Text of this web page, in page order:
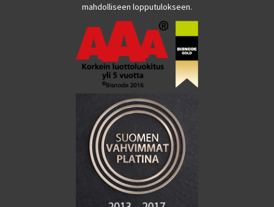
mahdolliseen lopputulokseen.